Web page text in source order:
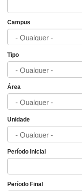
Campus
Tipo
Área
Unidade
Período Inicial
Período Final